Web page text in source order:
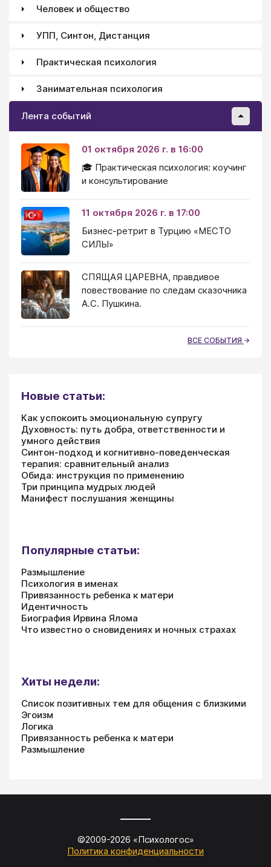
Человек и общество
УПП, Синтон, Дистанция
Практическая психология
Занимательная психология
Лента событий
01 октября 2026 г. в 16:00
🎓 Практическая психология: коучинг
и консультирование
11 октября 2026 г. в 17:00
Бизнес-ретрит в Турцию «МЕСТО
СИЛЫ»
СПЯЩАЯ ЦАРЕВНА, правдивое
повествование по следам сказочника
А.С. Пушкина.
ВСЕ СОБЫТИЯ
Новые статьи:
Как успокоить эмоциональную супругу
Духовность: путь добра, ответственности и
умного действия
Синтон-подход и когнитивно-поведенческая
терапия: сравнительный анализ
Обида: инструкция по применению
Три принципа мудрых людей
Манифест послушания женщины
Популярные статьи:
Размышление
Психология в именах
Привязанность ребенка к матери
Идентичность
Биография Ирвина Ялома
Что известно о сновидениях и ночных страхах
Хиты недели:
Список позитивных тем для общения с близкими
Эгоизм
Логика
Привязанность ребенка к матери
Размышление
©2009-2026 «Психологос»
Политика конфиденциальности